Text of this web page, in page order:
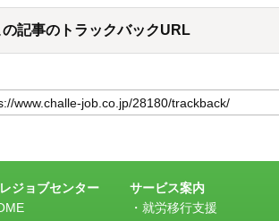
の記事のトラックバックURL
ジョブセンター
サービス案内
就労移行支援